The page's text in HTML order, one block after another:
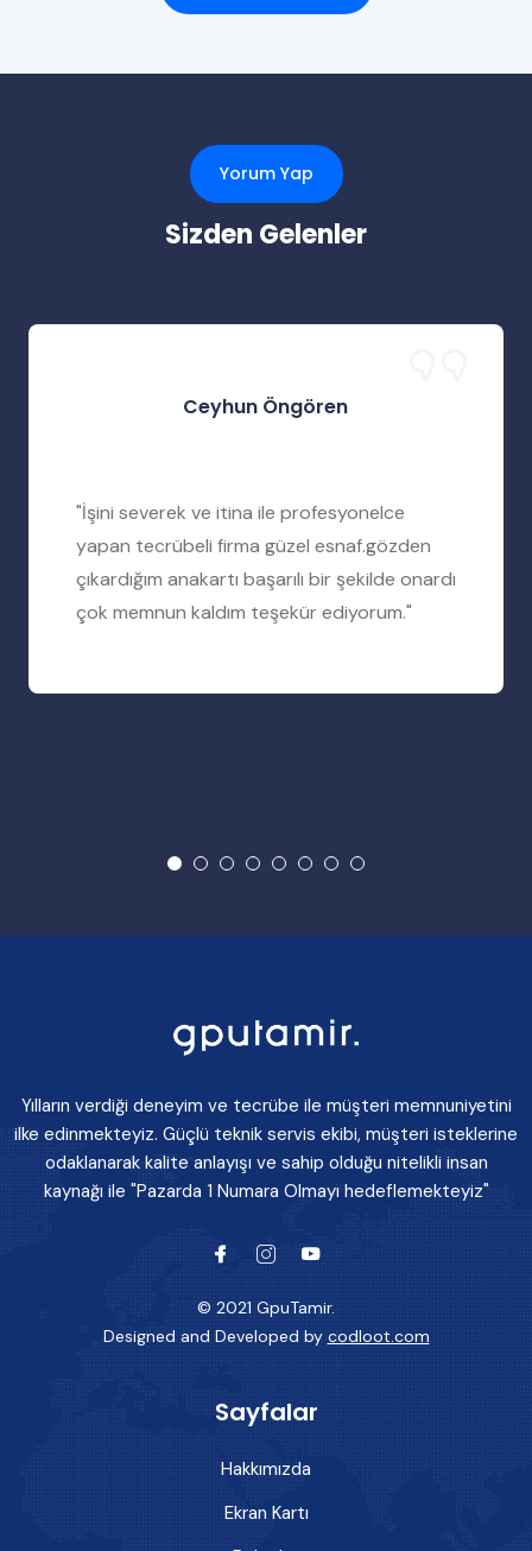
Yorum Yap
Sizden Gelenler
Ceyhun Öngören
"İşini severek ve itina ile profesyonelce
yapan tecrübeli firma güzel esnaf.gözden
çıkardığım anakartı başarılı bir şekilde onardı
çok memnun kaldım teşekür ediyorum."
Yılların verdiği deneyim ve tecrübe ile müşteri memnuniyetini
ilke edinmekteyiz. Güçlü teknik servis ekibi, müşteri isteklerine
odaklanarak kalite anlayışı ve sahip olduğu nitelikli insan
kaynağı ile "Pazarda 1 Numara Olmayı hedeflemekteyiz"
© 2021 GpuTamir.
Designed and Developed by codloot.com
Sayfalar
Hakkımızda
Ekran Kartı